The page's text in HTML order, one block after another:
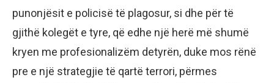
punonjësit e policisë të plagosur, si dhe për të
gjithë kolegët e tyre, që edhe një herë më shumë
kryen me profesionalizëm detyrën, duke mos rënë
pre e një strategjie të qartë terrori, përmes